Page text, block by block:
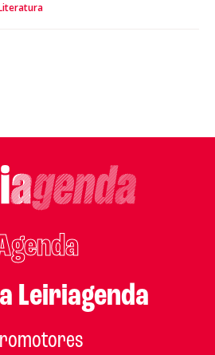
Leiriagenda